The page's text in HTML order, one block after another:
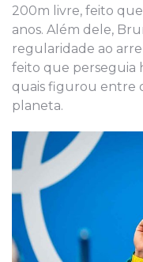
200m livre, feito
anos. Além dele,
regularidade ao
feito que perseguia
quais figurou entre
planeta.